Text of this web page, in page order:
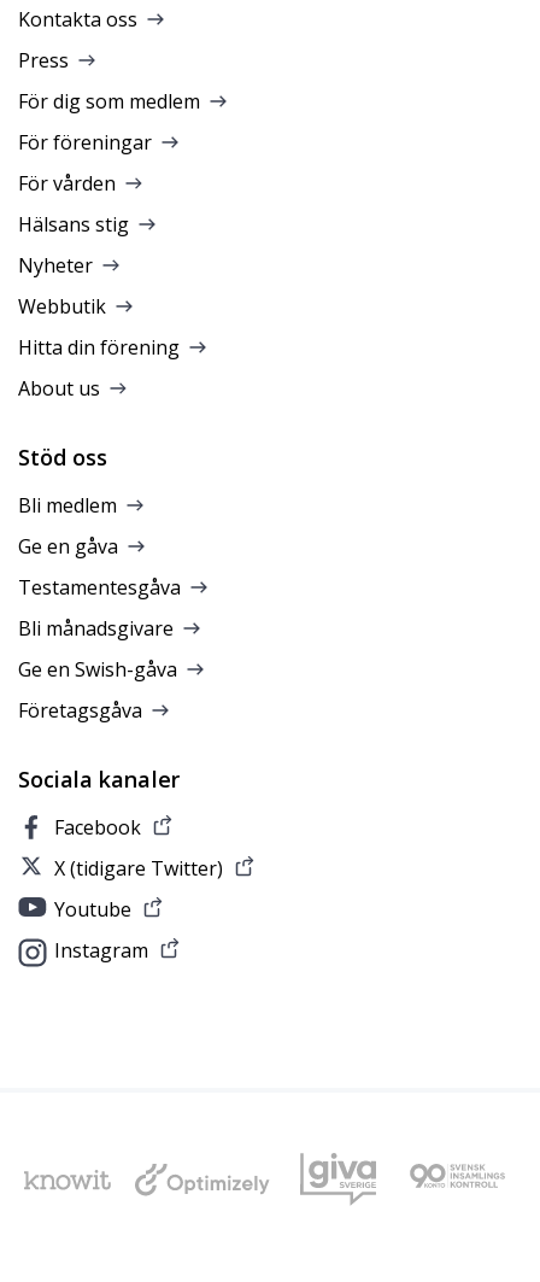
Kontakta oss
Press
För dig som medlem
För föreningar
För vården
Hälsans stig
Nyheter
Webbutik
Hitta din förening
About us
Stöd oss
Bli medlem
Ge en gåva
Testamentesgåva
Bli månadsgivare
Ge en Swish-gåva
Företagsgåva
Sociala kanaler
Facebook
X (tidigare Twitter)
Youtube
Instagram